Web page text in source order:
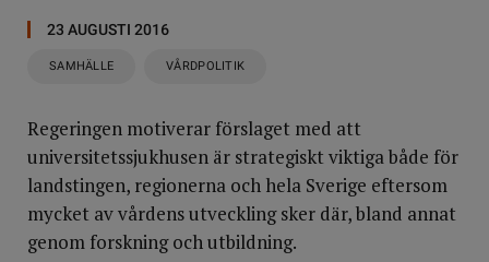
23 AUGUSTI 2016
SAMHÄLLE VÅRDPOLITIK
Regeringen motiverar förslaget med att
universitetssjukhusen är strategiskt viktiga både för
landstingen, regionerna och hela Sverige eftersom
mycket av vårdens utveckling sker där, bland annat
genom forskning och utbildning.